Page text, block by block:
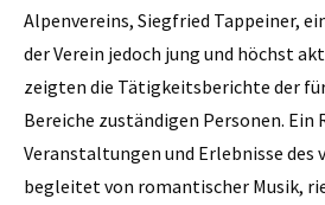
Alpenvereins, Siegfried Tappeiner,
der Verein jedoch jung und höchst
zeigten die Tätigkeitsberichte der
Bereiche zuständigen Personen. Ein
Veranstaltungen und Erlebnisse des
begleitet von romantischer Musik,